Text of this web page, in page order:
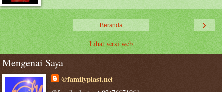
›
Beranda
Lihat versi web
Mengenai Saya
@familyplast.net